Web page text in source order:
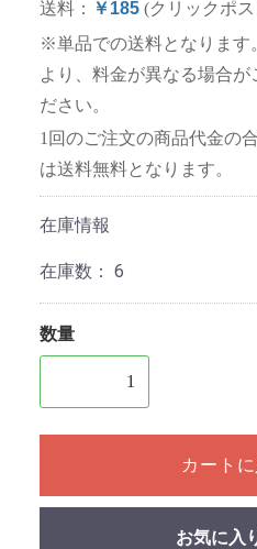
送料： ￥185 (クリックポ
※単品での送料となります
より、料金が異なる場合が
ださい。
1回のご注文の商品代金の
は送料無料となります。
在庫情報
在庫数： 6
数量
1個以上の数量を入力して
カート
お気に入